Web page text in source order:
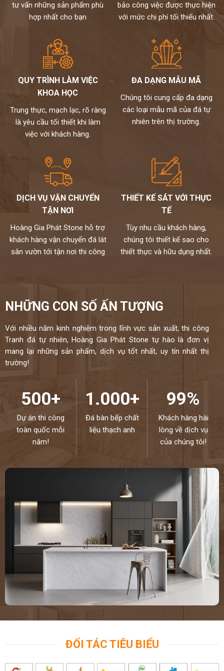
tư vấn những sản phẩm phù
hợp nhất cho bạn
bảo công việc được thực hiện
với mức chi phí tối thiểu nhất.
QUY TRÌNH LÀM VIỆC
KHOA HỌC
Trung thực, mạch lạc, rõ ràng
là yêu cầu tối thiết khi làm
việc với khách hàng.
ĐA DẠNG MẪU MÃ
Chúng tôi cung cấp đa dạng
các loại mẫu mã của đá tự
nhiên trên thị trường.
DỊCH VỤ VẬN CHUYỂN
TẬN NƠI
Hoàng Gia Phát Stone hỗ trợ
khách hàng vận chuyển đá lát
sân vườn tới tận nơi thi công
THIẾT KẾ SÁT VỚI THỰC
TẾ
Tùy nhu cầu khách hàng,
chúng tôi thiết kế sao cho
thiết thực và hữu dụng nhất.
NHỮNG CON SỐ ẤN TƯỢNG
Với nhiều năm kinh nghiệm trong lĩnh vực sản xuất, thi công
Tranh đá tự nhiên, Hoàng Gia Phát Stone tự hào là đơn vị
mang lại những sản phẩm, dịch vụ tốt nhất, uy tín nhất thị
trường!
500+
Dự án thi công
toàn quốc mỗi
năm!
1.000+
Đá bàn bếp chất
liệu thạch anh
99%
Khách hàng hài
lòng về dịch vụ
của chúng tôi!
ĐỐI TÁC TIÊU BIỂU